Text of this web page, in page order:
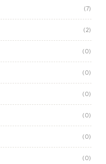
(7)
(2)
(0)
(0)
(0)
(0)
(0)
(0)